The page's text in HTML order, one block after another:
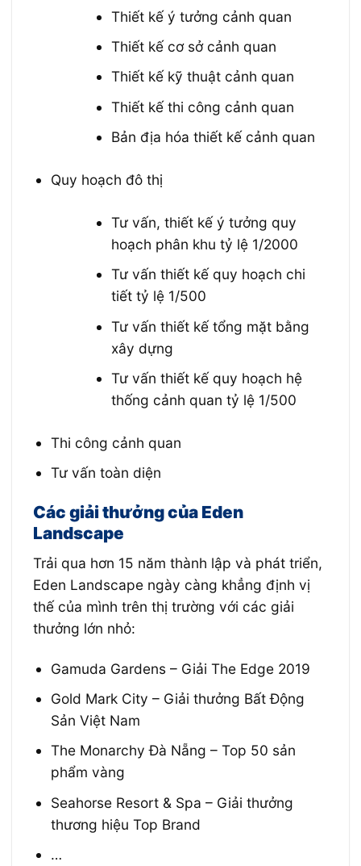
Thiết kế ý tưởng cảnh quan
Thiết kế cơ sở cảnh quan
Thiết kế kỹ thuật cảnh quan
Thiết kế thi công cảnh quan
Bản địa hóa thiết kế cảnh quan
Quy hoạch đô thị
Tư vấn, thiết kế ý tưởng quy
hoạch phân khu tỷ lệ 1/2000
Tư vấn thiết kế quy hoạch chi
tiết tỷ lệ 1/500
Tư vấn thiết kế tổng mặt bằng
xây dựng
Tư vấn thiết kế quy hoạch hệ
thống cảnh quan tỷ lệ 1/500
Thi công cảnh quan
Tư vấn toàn diện
Các giải thưởng của Eden
Landscape
Trải qua hơn 15 năm thành lập và phát triển,
Eden Landscape ngày càng khẳng định vị
thế của mình trên thị trường với các giải
thưởng lớn nhỏ:
Gamuda Gardens – Giải The Edge 2019
Gold Mark City – Giải thưởng Bất Động
Sản Việt Nam
The Monarchy Đà Nẵng – Top 50 sản
phẩm vàng
Seahorse Resort & Spa – Giải thưởng
thương hiệu Top Brand
…